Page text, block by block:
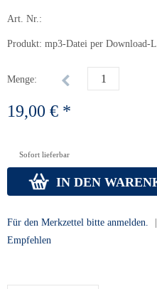
Art. Nr.:
Produkt: mp3-Datei per Download-
Menge:
19,00 € *
Sofort lieferbar
IN DEN
Für den Merkzettel bitte anmelden.
Empfehlen